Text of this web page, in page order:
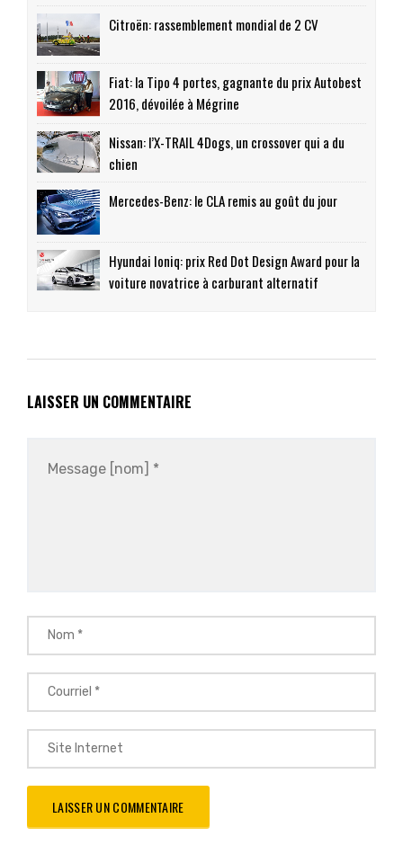
Citroën: rassemblement mondial de 2 CV
Fiat: la Tipo 4 portes, gagnante du prix Autobest
2016, dévoilée à Mégrine
Nissan: l’X-TRAIL 4Dogs, un crossover qui a du
chien
Mercedes-Benz: le CLA remis au goût du jour
Hyundai Ioniq: prix Red Dot Design Award pour la
voiture novatrice à carburant alternatif
LAISSER UN COMMENTAIRE